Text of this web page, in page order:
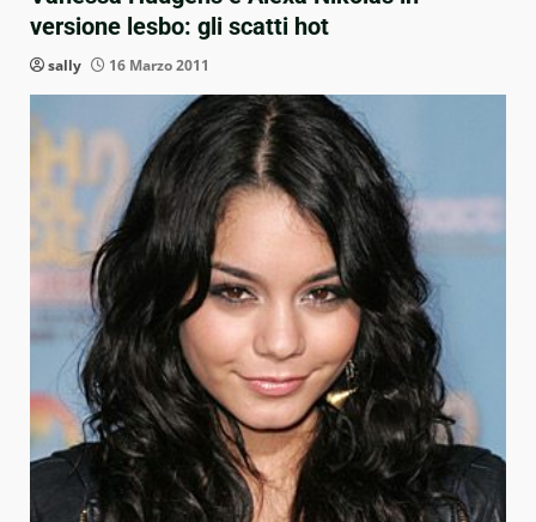
versione lesbo: gli scatti hot
sally 16 Marzo 2011